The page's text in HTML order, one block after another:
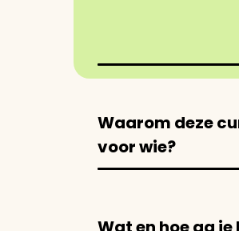
Waarom deze
voor wie?